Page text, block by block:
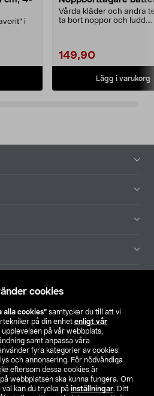
cookies
alla cookies” samtycker du till att vi
på din enhet enligt vår
på vår webbplats,
samt anpassa våra
fyra kategorier av cookies:
och annonsering. För nödvändiga
eftersom dessa cookies är
webbplatsen ska kunna fungera. Om
kan du trycka på inställningar. Ditt
i
Vårda kläder och andra
ta bort noppor och ludd.
149,90
Lägg i varukorg
Hitta butik
NO FI